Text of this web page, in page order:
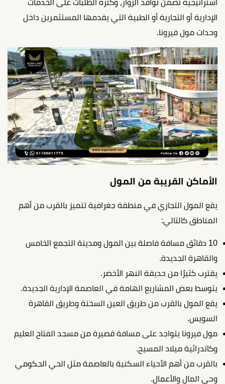
استراتيجية تضمن توافد الزوار، وكثرة الطلبات على الخدمات
الإدارية أو التجارية أو الطبية التي يقدمها المستثمرين داخل
وحدات مول فيرونا.
الأماكن القريبة من المول
يقع المول التجاري في منطقة جغرافية تتميز بالقرب من أهم
المناطق كالتالي:
10 دقائق مسافة فاصلة بين المول ومدينة التجمع الخامس
والقاهرة الجديدة.
يقترب كثيرًا من حديقة النهر الأخضر.
يتوسط بعض المشاريع الهامة في العاصمة الإدارية الجديدة.
يقع المول بالقرب من طريق العين السخنة وطريق القاهرة
السويس.
مول فيرونا يتواجد على مسافة قصيرة من مسجد الفتاح العليم
وكاتدرائية ميلاد المسيح.
بالقرب من أهم الأحياء السكنية بالعاصمة مثل الحي الحكومي
وحي المال والأعمال.